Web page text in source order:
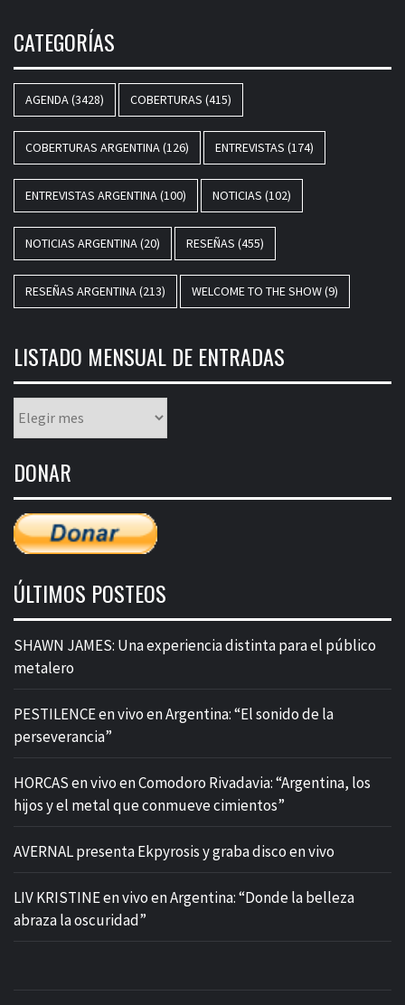
CATEGORÍAS
AGENDA (3428) COBERTURAS (415)
COBERTURAS ARGENTINA (126) ENTREVISTAS (174)
ENTREVISTAS ARGENTINA (100) NOTICIAS (102)
NOTICIAS ARGENTINA (20) RESEÑAS (455)
RESEÑAS ARGENTINA (213) WELCOME TO THE SHOW(9)
LISTADO MENSUAL DE ENTRADAS
mensual
entradas
DONAR
ÚLTIMOS POSTEOS
SHAWN JAMES: Una experiencia distinta para el público
metalero
PESTILENCE en vivo en Argentina: “El sonido de la
perseverancia”
HORCAS en vivo en Comodoro Rivadavia: “Argentina, los
hijos y el metal que conmueve cimientos”
AVERNAL presenta Ekpyrosis y graba disco en vivo
LIV KRISTINE en vivo en Argentina: “Donde la belleza
abraza la oscuridad”